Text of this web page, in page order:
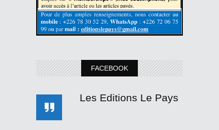
FACEBOOK
Les Editions Le Pays